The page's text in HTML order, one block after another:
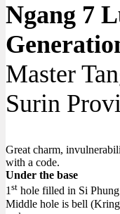
Ngang 7
Master
Surin
Great charm,
with a code.
Under the base
1st hole filled in Si
Middle hole is bell